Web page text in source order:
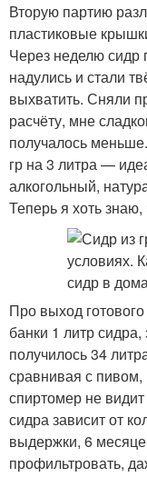
Вторую партию
пластиковые
Через неделю сидр
надулись и стали
выхватить. Сняли
расчёту, мне
получалось
гр на 3 литра —
алкогольный,
Теперь я хоть
Про выход
банки 1 литр
получилось 34
сравнивая с пивом,
спиртомер не
сидра зависит от
выдержки, 6
профильтровать,